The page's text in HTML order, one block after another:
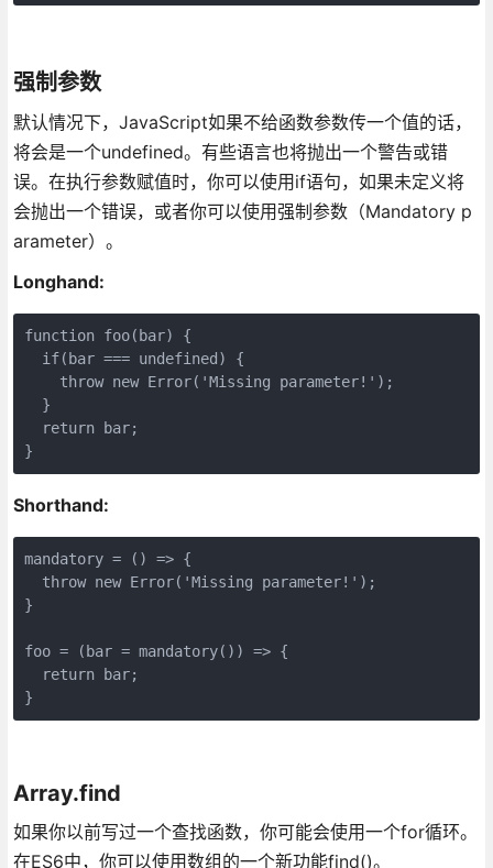
强制参数
默认情况下，JavaScript如果不给函数参数传一个值的话，
将会是一个undefined。有些语言也将抛出一个警告或错
误。在执行参数赋值时，你可以使用if语句，如果未定义将
会抛出一个错误，或者你可以使用强制参数（Mandatory p
arameter）。
Longhand:
function foo(bar) {
  if(bar === undefined) {
    throw new Error('Missing parameter!');
  }
  return bar;
}
Shorthand:
mandatory = () => {
  throw new Error('Missing parameter!');
}
foo = (bar = mandatory()) => {
  return bar;
}
Array.find
如果你以前写过一个查找函数，你可能会使用一个for循环。
在ES6中，你可以使用数组的一个新功能find()。